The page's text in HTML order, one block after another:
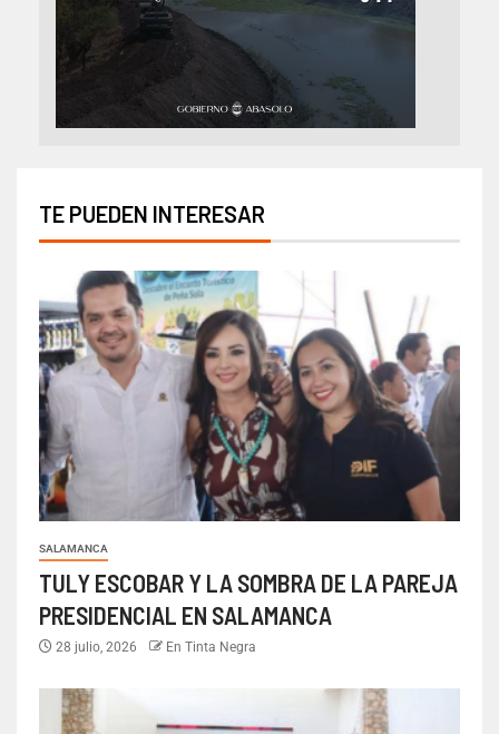
TE PUEDEN INTERESAR
SALAMANCA
TULY ESCOBAR Y LA SOMBRA DE LA PAREJA
PRESIDENCIAL EN SALAMANCA
28 julio, 2026 En Tinta Negra